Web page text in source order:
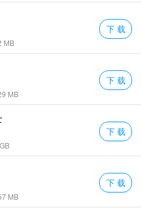
！那一刻，我仿佛穿越到了侏罗
在旁边说：“欢迎来到超能英雄的世
是个追求极致画面效果的游戏发
能不太适合你；但如果你只是想
受一些出乎意料的惊喜（或者说
不错的选择。
MB
下 载
MB
下 载
下 载
MB
下 载